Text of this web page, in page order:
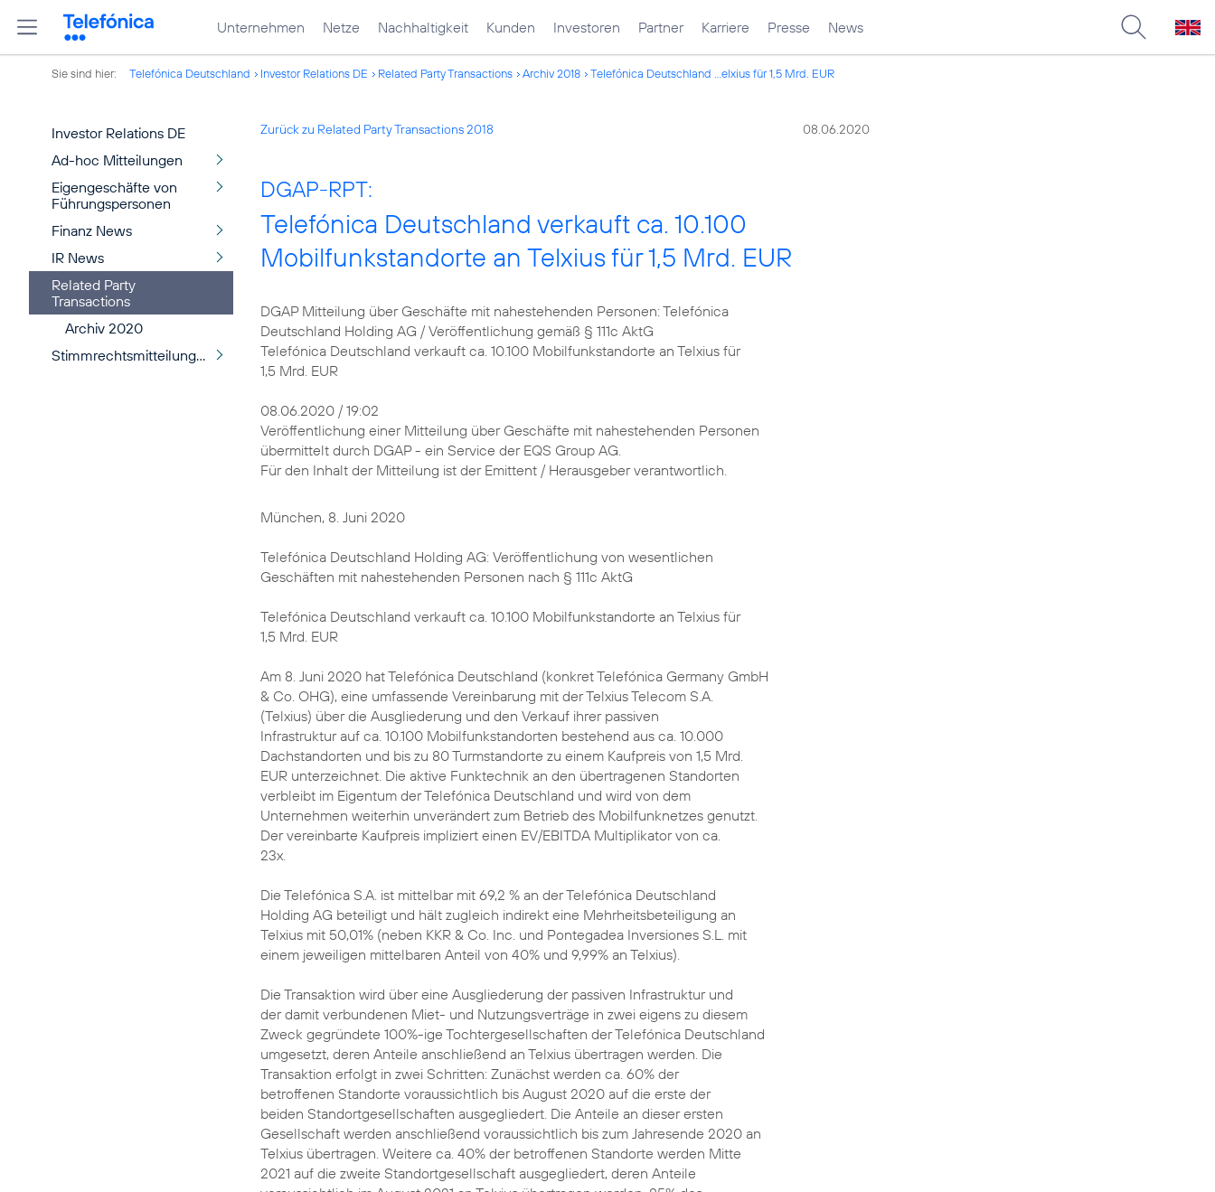
Unternehmen Netze Nachhaltigkeit Kunden Investoren Partner Karriere Presse News
Sie sind hier: Telefónica Deutschland Investor Relations DE Related Party Transactions Archiv 2018 Telefónica Deutschland ...elxius für 1,5 Mrd. EUR
Investor Relations DE
Ad-hoc Mitteilungen
Eigengeschäfte von
Führungspersonen
Finanz News
IR News
Related Party
Transactions
Archiv 2020
Stimmrechtsmitteilungen
Zurück zu Related Party Transactions 2018 08.06.2020
DGAP-RPT:
Telefónica Deutschland verkauft ca. 10.100
Mobilfunkstandorte an Telxius für 1,5 Mrd. EUR
DGAP Mitteilung über Geschäfte mit nahestehenden Personen: Telefónica
Deutschland Holding AG / Veröffentlichung gemäß § 111c AktG
Telefónica Deutschland verkauft ca. 10.100 Mobilfunkstandorte an Telxius für
1,5 Mrd. EUR
08.06.2020 / 19:02
Veröffentlichung einer Mitteilung über Geschäfte mit nahestehenden Personen
übermittelt durch DGAP - ein Service der EQS Group AG.
Für den Inhalt der Mitteilung ist der Emittent / Herausgeber verantwortlich.
München, 8. Juni 2020
Telefónica Deutschland Holding AG: Veröffentlichung von wesentlichen
Geschäften mit nahestehenden Personen nach § 111c AktG
Telefónica Deutschland verkauft ca. 10.100 Mobilfunkstandorte an Telxius für
1,5 Mrd. EUR
Am 8. Juni 2020 hat Telefónica Deutschland (konkret Telefónica Germany GmbH
& Co. OHG), eine umfassende Vereinbarung mit der Telxius Telecom S.A.
(Telxius) über die Ausgliederung und den Verkauf ihrer passiven
Infrastruktur auf ca. 10.100 Mobilfunkstandorten bestehend aus ca. 10.000
Dachstandorten und bis zu 80 Turmstandorte zu einem Kaufpreis von 1,5 Mrd.
EUR unterzeichnet. Die aktive Funktechnik an den übertragenen Standorten
verbleibt im Eigentum der Telefónica Deutschland und wird von dem
Unternehmen weiterhin unverändert zum Betrieb des Mobilfunknetzes genutzt.
Der vereinbarte Kaufpreis impliziert einen EV/EBITDA Multiplikator von ca.
23x.
Die Telefónica S.A. ist mittelbar mit 69,2 % an der Telefónica Deutschland
Holding AG beteiligt und hält zugleich indirekt eine Mehrheitsbeteiligung an
Telxius mit 50,01% (neben KKR & Co. Inc. und Pontegadea Inversiones S.L. mit
einem jeweiligen mittelbaren Anteil von 40% und 9,99% an Telxius).
Die Transaktion wird über eine Ausgliederung der passiven Infrastruktur und
der damit verbundenen Miet- und Nutzungsverträge in zwei eigens zu diesem
Zweck gegründete 100%-ige Tochtergesellschaften der Telefónica Deutschland
umgesetzt, deren Anteile anschließend an Telxius übertragen werden. Die
Transaktion erfolgt in zwei Schritten: Zunächst werden ca. 60% der
betroffenen Standorte voraussichtlich bis August 2020 auf die erste der
beiden Standortgesellschaften ausgegliedert. Die Anteile an dieser ersten
Gesellschaft werden anschließend voraussichtlich bis zum Jahresende 2020 an
Telxius übertragen. Weitere ca. 40% der betroffenen Standorte werden Mitte
2021 auf die zweite Standortgesellschaft ausgegliedert, deren Anteile